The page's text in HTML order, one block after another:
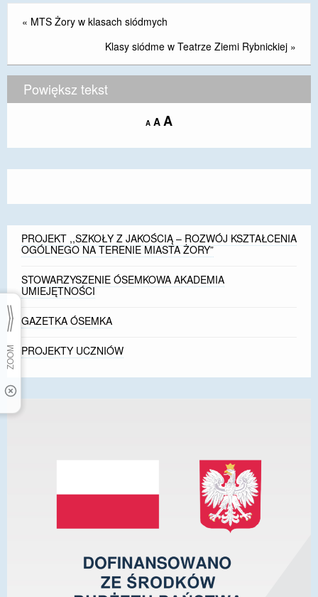
« MTS Żory w klasach siódmych
Klasy siódme w Teatrze Ziemi Rybnickiej »
Powiększ tekst
A Decrease
size.
A Reset
size.
AIncrease
size.
PROJEKT ,,SZKOŁY Z JAKOŚCIĄ – ROZWÓJ KSZTAŁCENIA
OGÓLNEGO NA TERENIE MIASTA ŻORY”
STOWARZYSZENIE ÓSEMKOWA AKADEMIA
UMIEJĘTNOŚCI
GAZETKA ÓSEMKA
PROJEKTY UCZNIÓW